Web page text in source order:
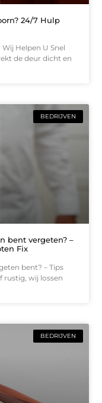
24/7 Hulp
Helpen U Snel
de deur dicht en
BEDRIJVEN
bent vergeten? –
Fix
bent? – Tips
rustig, wij lossen
BEDRIJVEN